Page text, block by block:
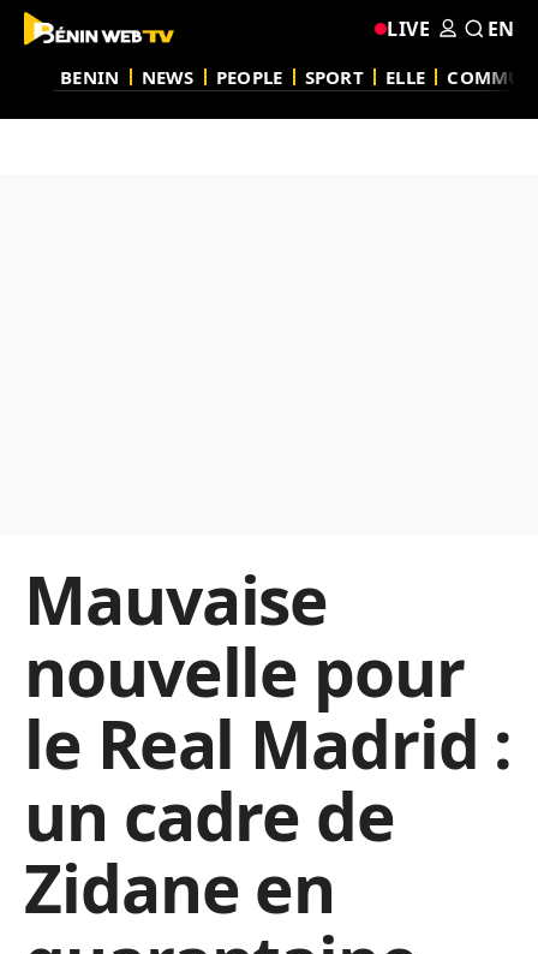
BENIN NEWS PEOPLE SPORT ELLE
LIVE EN
Mauvaise
nouvelle pour
le Real Madrid :
un cadre de
Zidane en